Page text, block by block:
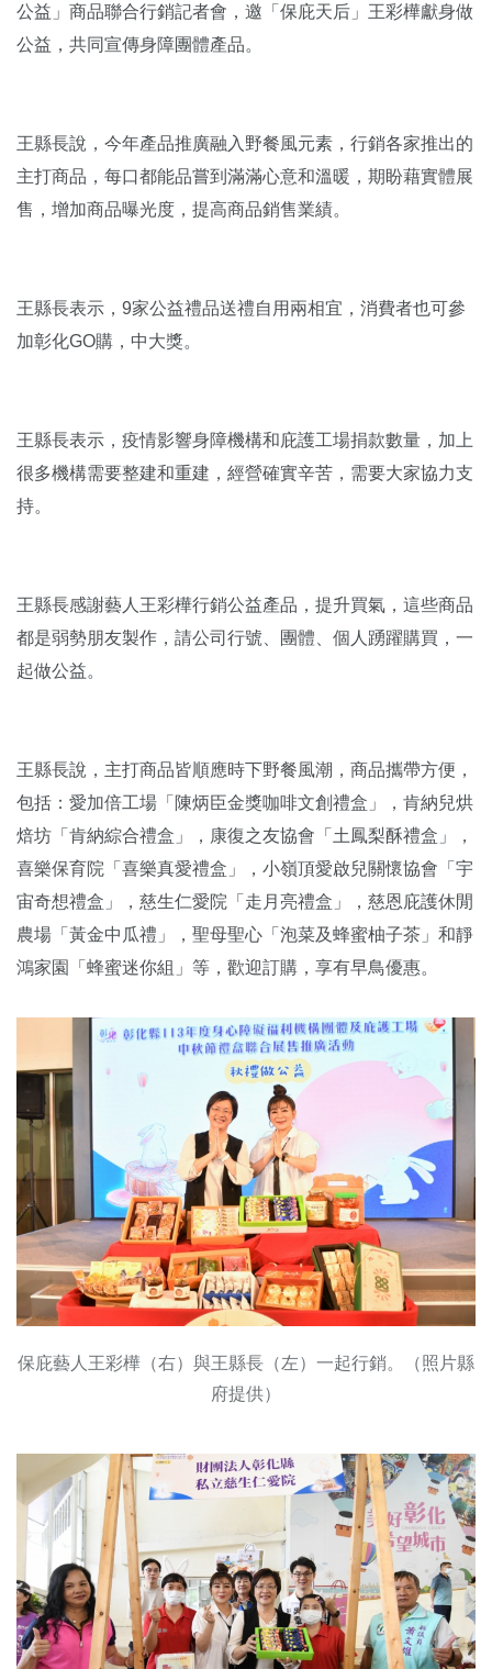
公益」商品聯合行銷記者會，邀「保庇天后」王彩樺獻身做
公益，共同宣傳身障團體產品。
王縣長說，今年產品推廣融入野餐風元素，行銷各家推出的
主打商品，每口都能品嘗到滿滿心意和溫暖，期盼藉實體展
售，增加商品曝光度，提高商品銷售業績。
王縣長表示，9家公益禮品送禮自用兩相宜，消費者也可參
加彰化GO購，中大獎。
王縣長表示，疫情影響身障機構和庇護工場捐款數量，加上
很多機構需要整建和重建，經營確實辛苦，需要大家協力支
持。
王縣長感謝藝人王彩樺行銷公益產品，提升買氣，這些商品
都是弱勢朋友製作，請公司行號、團體、個人踴躍購買，一
起做公益。
王縣長說，主打商品皆順應時下野餐風潮，商品攜帶方便，
包括：愛加倍工場「陳炳臣金獎咖啡文創禮盒」，肯納兒烘
焙坊「肯納綜合禮盒」，康復之友協會「土鳳梨酥禮盒」，
喜樂保育院「喜樂真愛禮盒」，小嶺頂愛啟兒關懷協會「宇
宙奇想禮盒」，慈生仁愛院「走月亮禮盒」，慈恩庇護休閒
農場「黃金中瓜禮」，聖母聖心「泡菜及蜂蜜柚子茶」和靜
鴻家園「蜂蜜迷你組」等，歡迎訂購，享有早鳥優惠。
保庇藝人王彩樺（右）與王縣長（左）一起行銷。（照片縣
府提供）